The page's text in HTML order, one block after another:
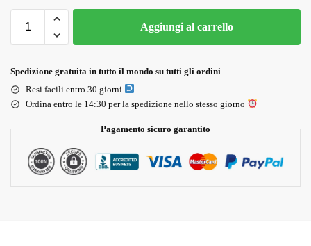
Aggiungi al carrello
Spedizione gratuita in tutto il mondo su tutti gli ordini
Resi facili entro 30 giorni
Ordina entro le 14:30 per la spedizione nello stesso giorno
Pagamento sicuro garantito